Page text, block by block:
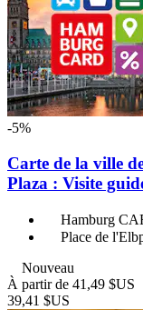
-5%
Carte de la ville
Plaza : Visite
Hamburg
Place de
Nouveau
À partir de 41,49 $US
39,41 $US